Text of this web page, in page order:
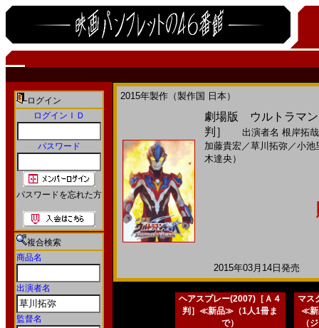
ログイン
ログインＩＤ
パスワード
パスワードを忘れた方
複合検索
商品名
出演者名
監督名
2015年製作（製作国 日本）
劇場版 ウルトラマ
判］
出演者名 根岸拓哉
加藤貴宏／草川拓弥／小池
木達央）
2015年03月14日発売
ヘアスプレー(2007)［Ａ４
判］≪新品≫（1人1冊ま
で）
マス
≪新
（